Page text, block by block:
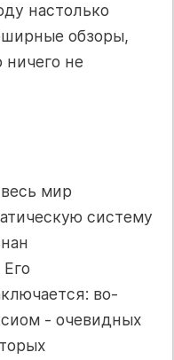
настолько
обзоры,
не
мир
систему
во-
- очевидных